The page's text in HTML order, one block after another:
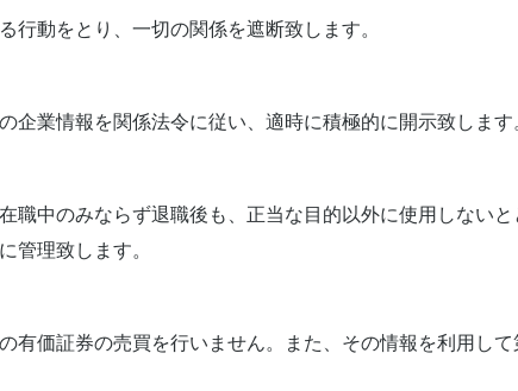
行動をとり、一切の関係を遮断致します。
業情報を関係法令に従い、適時に積極的に開示致します
職中のみならず退職後も、正当な目的以外に使用しないと
管理致します。
有価証券の売買を行いません。また、その情報を利用して